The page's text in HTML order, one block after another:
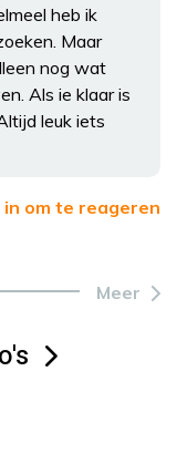
heb ik
Maar
nog wat
Als ie klaar is
leuk iets
in om te reageren
Meer